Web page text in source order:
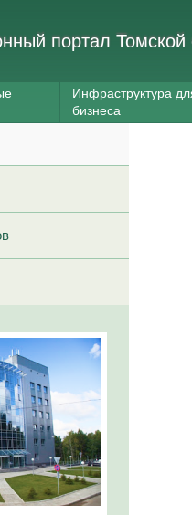
портал Томской
Инфраструктура
бизнеса